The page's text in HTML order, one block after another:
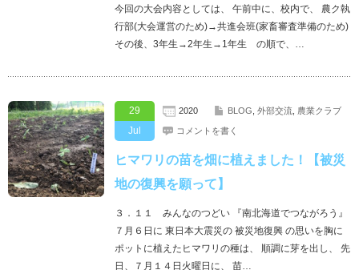
今回の大会内容としては、 午前中に、校内で、 農ク執
行部(大会運営のため)→共進会班(家畜審査準備のため)
その後、3年生→2年生→1年生 の順で、…
29
Jul
2020 BLOG 外部交流 農業クラブ
コメントを書く
ヒマワリの苗を畑に植えました！【被災
地の復興を願って】
３．１１ みんなのつどい 『南北海道でつながろう』
７月６日に 東日本大震災の 被災地復興 の思いを胸に
ポットに植えたヒマワリの種は、 順調に芽を出し、 先
日、７月１４日火曜日に、 苗…